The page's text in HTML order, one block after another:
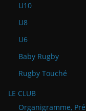
U10
U8
U6
Baby Rugby
Rugby Touché
LE CLUB
Organigramme,